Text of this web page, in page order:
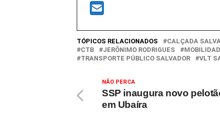
TÓPICOS RELACIONADOS CALÇADA
CTB
JERÔNIMO RODRIGUES
TRANSPORTE PÚBLICO SALVADOR
VLT
NÃO PERCA
SSP inaugura novo
em Ubaíra